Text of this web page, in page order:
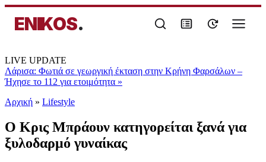
ENIKOS.
LIVE UPDATE
Λάρισα: Φωτιά σε γεωργική έκταση στην Κρήνη Φαρσάλων –
Ήχησε το 112 για ετοιμότητα »
Αρχική » Lifestyle
Ο Κρις Μπράουν κατηγορείται ξανά για
ξυλοδαρμό γυναίκας